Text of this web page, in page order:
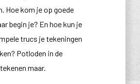
Hoe kom je op goede
begin je? En hoe kun je
trucs je tekeningen
Potloden in de
maar.